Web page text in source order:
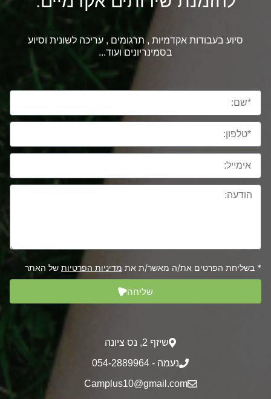
סיוע בעבודות אקדמיות , תרגומים , עריכה לשונית וסיוע
בסמינריונים ועוד...
* בשליחת הפרטים את/ה מאשר/ת את מדיניות הפרטיות של האתר
שליחה
שיזף 2‎, נס ציונה
נעמה - 054-2889964
Camplus10@gmail.com